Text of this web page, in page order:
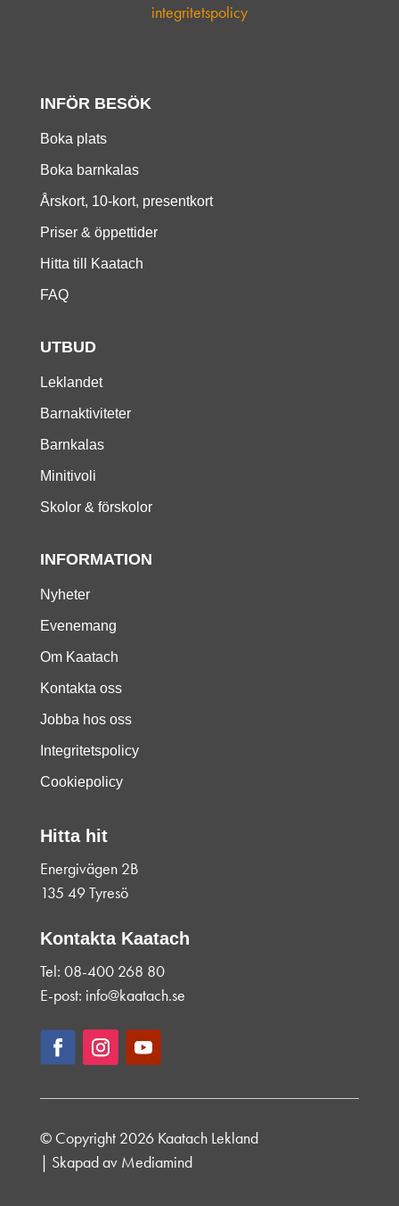
integritetspolicy
INFÖR BESÖK
Boka plats
Boka barnkalas
Årskort, 10-kort, presentkort
Priser & öppettider
Hitta till Kaatach
FAQ
UTBUD
Leklandet
Barnaktiviteter
Barnkalas
Minitivoli
Skolor & förskolor
INFORMATION
Nyheter
Evenemang
Om Kaatach
Kontakta oss
Jobba hos oss
Integritetspolicy
Cookiepolicy
Hitta hit
Energivägen 2B
135 49 Tyresö
Kontakta Kaatach
Tel: 08-400 268 80
E-post: info@kaatach.se
© Copyright 2026 Kaatach Lekland
| Skapad av Mediamind